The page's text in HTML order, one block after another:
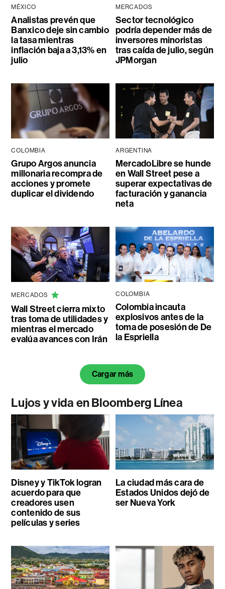
MÉXICO
Analistas prevén que
Banxico deje sin cambio
la tasa mientras
inflación baja a 3,13% en
julio
MERCADOS
Sector tecnológico
podría depender más de
inversores minoristas
tras caída de julio, según
JPMorgan
COLOMBIA
Grupo Argos anuncia
millonaria recompra de
acciones y promete
duplicar el dividendo
ARGENTINA
MercadoLibre se hunde
en Wall Street pese a
superar expectativas de
facturación y ganancia
neta
MERCADOS
Wall Street cierra mixto
tras toma de utilidades y
mientras el mercado
evalúa avances con Irán
COLOMBIA
Colombia incauta
explosivos antes de la
toma de posesión de De
la Espriella
Cargar más
Lujos y vida en Bloomberg Línea
Disney y TikTok logran
acuerdo para que
creadores usen
contenido de sus
películas y series
La ciudad más cara de
Estados Unidos dejó de
ser Nueva York